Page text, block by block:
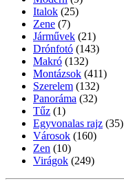
Italok (25)
Zene (7)
Járművek (21)
Drónfotó (143)
Makró (132)
Montázsok (411)
Szerelem (132)
Panoráma (32)
Tűz (1)
Egyvonalas rajz (35)
Városok (160)
Zen (10)
Virágok (249)